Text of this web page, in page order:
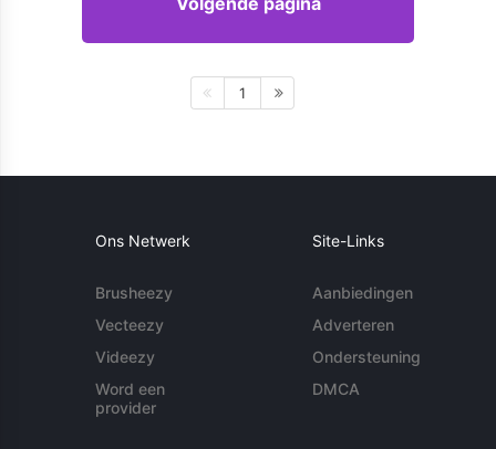
1
Ons Netwerk
Brusheezy
Vecteezy
Videezy
Word een
provider
Site-Links
Aanbiedingen
Adverteren
Ondersteuning
DMCA